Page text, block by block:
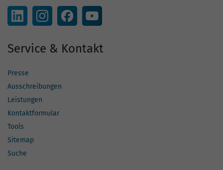
Service & Kontakt
Presse
Ausschreibungen
Leistungen
Kontaktformular
Tools
Sitemap
Suche